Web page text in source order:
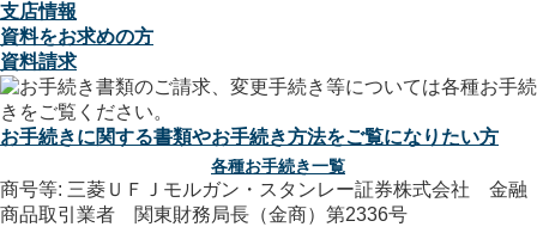
支店情報
資料をお求めの方
資料請求
お手続きに関する書類やお手続き方法をご覧になりたい方
各種お手続き一覧
商号等: 三菱ＵＦＪモルガン・スタンレー証券株式会社 金融
商品取引業者 関東財務局長（金商）第2336号